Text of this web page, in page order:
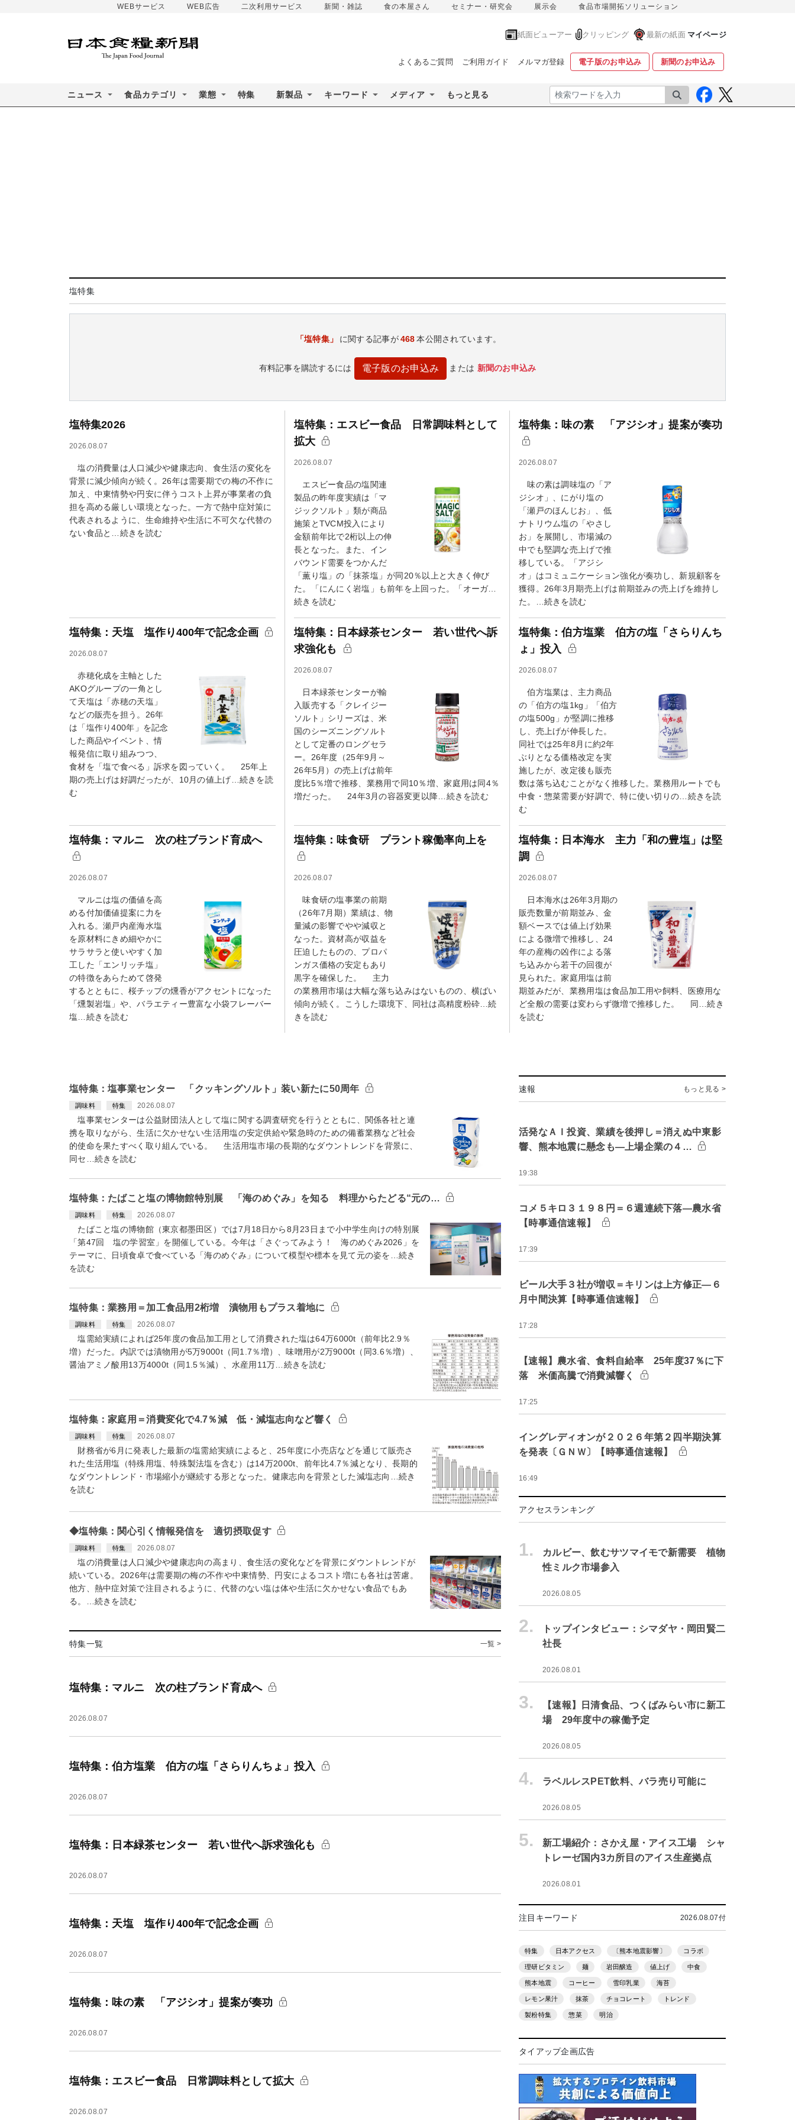
WEBサービス WEB広告 二次利用サービス 新聞・雑誌 食の本屋さん セミナー・研究会 展示会 食品市場開拓ソリューション
紙面ビューアー クリッピング 最新の紙面 マイページ
よくあるご質問 ご利用ガイド メルマガ登録 電子版のお申込み 新聞のお申込み
ニュース 食品カテゴリ 業態 特集 新製品 キーワード メディア もっと見る 検索
塩特集
「塩特集」 に関する記事が468 本公開されています。
有料記事を購読するには 電子版のお申込み または 新聞のお申込み
塩特集2026
2026.08.07
塩の消費量は人口減少や健康志向、食生活の変化を
背景に減少傾向が続く。26年は需要期での梅の不作に
加え、中東情勢や円安に伴うコスト上昇が事業者の負
担を高める厳しい環境となった。一方で熱中症対策に
代表されるように、生命維持や生活に不可欠な代替の
ない食品と…続きを読む
塩特集：エスビー食品 日常調味料として
拡大
2026.08.07
エスビー食品の塩関連
製品の昨年度実績は「マ
ジックソルト」類が商品
施策とTVCM投入により
金額前年比で2桁以上の伸
長となった。また、イン
バウンド需要をつかんだ
「薫り塩」の「抹茶塩」が同20％以上と大きく伸び
た。「にんにく岩塩」も前年を上回った。「オーガ…
続きを読む
塩特集：味の素 「アジシオ」提案が奏功
2026.08.07
味の素は調味塩の「ア
ジシオ」、にがり塩の
「瀬戸のほんじお」、低
ナトリウム塩の「やさし
お」を展開し、市場減の
中でも堅調な売上げで推
移している。「アジシ
オ」はコミュニケーション強化が奏功し、新規顧客を
獲得。26年3月期売上げは前期並みの売上げを維持し
た。…続きを読む
塩特集：天塩 塩作り400年で記念企画
2026.08.07
赤穂化成を主軸とした
AKOグループの一角とし
て天塩は「赤穂の天塩」
などの販売を担う。26年
は「塩作り400年」を記念
した商品やイベント、情
報発信に取り組みつつ、
食材を「塩で食べる」訴求を図っていく。 25年上
期の売上げは好調だったが、10月の値上げ…続きを読
む
塩特集：日本緑茶センター 若い世代へ訴
求強化も
2026.08.07
日本緑茶センターが輸
入販売する「クレイジー
ソルト」シリーズは、米
国のシーズニングソルト
として定番のロングセラ
ー。26年度（25年9月～
26年5月）の売上げは前年
度比5％増で推移、業務用で同10％増、家庭用は同4％
増だった。 24年3月の容器変更以降…続きを読む
塩特集：伯方塩業 伯方の塩「さらりんち
ょ」投入
2026.08.07
伯方塩業は、主力商品
の「伯方の塩1kg」「伯方
の塩500g」が堅調に推移
し、売上げが伸長した。
同社では25年8月に約2年
ぶりとなる価格改定を実
施したが、改定後も販売
数は落ち込むことがなく推移した。業務用ルートでも
中食・惣菜需要が好調で、特に使い切りの…続きを読
む
塩特集：マルニ 次の柱ブランド育成へ
2026.08.07
マルニは塩の価値を高
める付加価値提案に力を
入れる。瀬戸内産海水塩
を原材料にきめ細やかに
サラサラと使いやすく加
工した「エンリッチ塩」
の特徴をあらためて啓発
するとともに、桜チップの燻香がアクセントになった
「燻製岩塩」や、バラエティー豊富な小袋フレーバー
塩…続きを読む
塩特集：味食研 プラント稼働率向上を
2026.08.07
味食研の塩事業の前期
（26年7月期）業績は、物
量減の影響でやや減収と
なった。資材高が収益を
圧迫したものの、プロパ
ンガス価格の安定もあり
黒字を確保した。 主力
の業務用市場は大幅な落ち込みはないものの、横ばい
傾向が続く。こうした環境下、同社は高精度粉砕…続
きを読む
塩特集：日本海水 主力「和の豊塩」は堅
調
2026.08.07
日本海水は26年3月期の
販売数量が前期並み、金
額ベースでは値上げ効果
による微増で推移し、24
年の産梅の凶作による落
ち込みから若干の回復が
見られた。家庭用塩は前
期並みだが、業務用塩は食品加工用や飼料、医療用な
ど全般の需要は変わらず微増で推移した。 同…続き
を読む
塩特集：塩事業センター 「クッキングソルト」装い新たに50周年
調味料 特集 2026.08.07
塩事業センターは公益財団法人として塩に関する調査研究を行うとともに、関係各社と連
携を取りながら、生活に欠かせない生活用塩の安定供給や緊急時のための備蓄業務など社会
的使命を果たすべく取り組んでいる。 生活用塩市場の長期的なダウントレンドを背景に、
同セ…続きを読む
塩特集：たばこと塩の博物館特別展 「海のめぐみ」を知る 料理からたどる“元の…
調味料 特集 2026.08.07
たばこと塩の博物館（東京都墨田区）では7月18日から8月23日まで小中学生向けの特別展
「第47回 塩の学習室」を開催している。今年は「さぐってみよう！ 海のめぐみ2026」を
テーマに、日頃食卓で食べている「海のめぐみ」について模型や標本を見て元の姿を…続き
を読む
塩特集：業務用＝加工食品用2桁増 漬物用もプラス着地に
調味料 特集 2026.08.07
塩需給実績によれば25年度の食品加工用として消費された塩は64万6000t（前年比2.9％
増）だった。内訳では漬物用が5万9000t（同1.7％増）、味噌用が2万9000t（同3.6％増）、
醤油アミノ酸用13万4000t（同1.5％減）、水産用11万…続きを読む
塩特集：家庭用＝消費変化で4.7％減 低・減塩志向など響く
調味料 特集 2026.08.07
財務省が6月に発表した最新の塩需給実績によると、25年度に小売店などを通じて販売さ
れた生活用塩（特殊用塩、特殊製法塩を含む）は14万2000t、前年比4.7％減となり、長期的
なダウントレンド・市場縮小が継続する形となった。健康志向を背景とした減塩志向…続き
を読む
◆塩特集：関心引く情報発信を 適切摂取促す
調味料 特集 2026.08.07
塩の消費量は人口減少や健康志向の高まり、食生活の変化などを背景にダウントレンドが
続いている。2026年は需要期の梅の不作や中東情勢、円安によるコスト増にも各社は苦慮。
他方、熱中症対策で注目されるように、代替のない塩は体や生活に欠かせない食品でもあ
る。…続きを読む
特集一覧 一覧 >
塩特集：マルニ 次の柱ブランド育成へ
2026.08.07
塩特集：伯方塩業 伯方の塩「さらりんちょ」投入
2026.08.07
塩特集：日本緑茶センター 若い世代へ訴求強化も
2026.08.07
塩特集：天塩 塩作り400年で記念企画
2026.08.07
塩特集：味の素 「アジシオ」提案が奏功
2026.08.07
塩特集：エスビー食品 日常調味料として拡大
2026.08.07
速報 もっと見る >
活発なＡＩ投資、業績を後押し＝消えぬ中東影
響、熊本地震に懸念も―上場企業の４…
19:38
コメ５キロ３１９８円＝６週連続下落―農水省
【時事通信速報】
17:39
ビール大手３社が増収＝キリンは上方修正―６
月中間決算【時事通信速報】
17:28
【速報】農水省、食料自給率 25年度37％に下
落 米価高騰で消費減響く
17:25
イングレディオンが２０２６年第２四半期決算
を発表〔ＧＮＷ〕【時事通信速報】
16:49
アクセスランキング
1.
カルビー、飲むサツマイモで新需要 植物
性ミルク市場参入
2026.08.05
2.
トップインタビュー：シマダヤ・岡田賢二
社長
2026.08.01
3.
【速報】日清食品、つくばみらい市に新工
場 29年度中の稼働予定
2026.08.05
4. ラベルレスPET飲料、バラ売り可能に
2026.08.05
5.
新工場紹介：さかえ屋・アイス工場 シャ
トレーゼ国内3カ所目のアイス生産拠点
2026.08.01
注目キーワード 2026.08.07付
特集 日本アクセス 〔熊本地震影響〕 コラボ
理研ビタミン 麺 岩田醸造 値上げ 中食
熊本地震 コーヒー 雪印乳業 海苔
レモン果汁 抹茶 チョコレート トレンド
製粉特集 惣菜 明治
タイアップ企画広告